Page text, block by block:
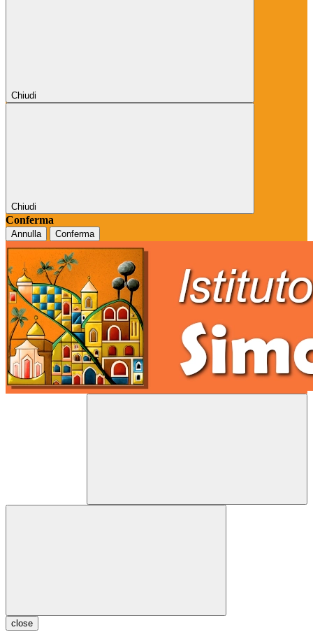
Chiudi
Chiudi
Conferma
Annulla Conferma
close